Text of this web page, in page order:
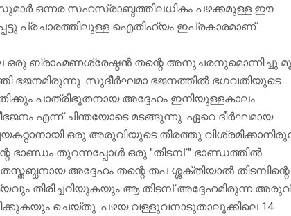
ഒന്നര സഹസ്രാബ്ദത്തിലധികം പഴക്കമുള്ള ഈ
പ്രചാരത്തിലുള്ള ഐതിഹ്യം ഇപ്രകാരമാണ്.
ഒരു ബ്രാഹ്മണശ്രേഷ്ഠൻ തന്റെ അനുചരനുമൊന്നിച്ചു
ഭജനമിരുന്നു. സുദീർഘമാ ഭജനത്തിൽ ഭഗവതിയുടെ
പാത്രീഭൂതനായ അദ്ദേഹം ഇനിയുള്ളകാലം
എന്ന് ചിന്തയോടെ മടങ്ങുന്നു. ഏറെ ദീർഘമായ
ഒരു അരുവിയുടെ തീരത്തു
ഭാണ്ഡം തുറന്നപ്പോൾ ഒരു "തിടമ്പ് " ഭാണ്ഡത്തിൽ
അദ്ദേഹം തന്റെ തപ ശ്ശക്തിയാൽ തിടമ്പിന്റെ
തിരിച്ചറിയുകയും ആ തിടമ്പ് അദ്ദേഹമിരുന്ന
ചെയ്തു. പഴയ വള്ളുവനാടുതാലൂക്കിലെ 14